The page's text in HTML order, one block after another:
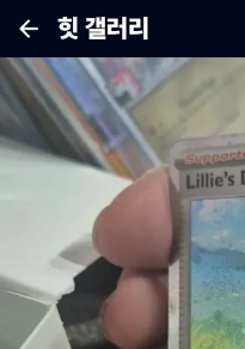
힛 갤러리